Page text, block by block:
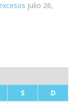
julio 26,
S
D